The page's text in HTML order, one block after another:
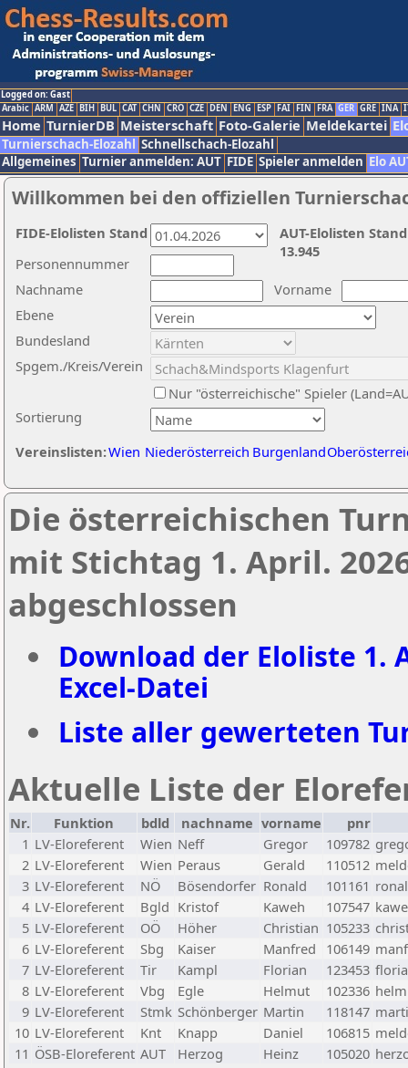
Logged on: Gast
Arabic ARM AZE BIH BUL CAT CHN CRO CZE DEN ENG ESP FAI FIN FRA GER GRE INA
Home TurnierDB Meisterschaft Foto-Galerie Meldekartei
Turnierschach-Elozahl Schnellschach-Elozahl
Allgemeines Turnier anmelden: AUT FIDE Spieler anmelden Elo
Willkommen bei den offiziellen
Nachname
Vorname
Ebene
Sortierung
Personennummer
Bundesland
Spgem./Kreis/Verein
Nur "österreichische" Spieler
Vereinslisten:Wien Niederösterreich Burgenland
AUT-Elolisten
13.945
FIDE-Elolisten Stand
Die österreichischen
mit Stichtag 1. April.
abgeschlossen
Download der Eloliste 1.
Excel-Datei
Liste aller gewerteten
Aktuelle Liste der
Nr. Funktion bdld nachname vorname
pnr
1 LV-Eloreferent Wien Neff Gregor 109782
2 LV-Eloreferent Wien Peraus Gerald 110512
3 LV-Eloreferent NÖ Bösendorfer Ronald 101161
4 LV-Eloreferent Bgld Kristof Kaweh 107547
5 LV-Eloreferent OÖ Höher Christian 105233
6 LV-Eloreferent Sbg Kaiser Manfred 106149
7 LV-Eloreferent Tir Kampl Florian 123453
8 LV-Eloreferent Vbg Egle Helmut 102336
9 LV-Eloreferent Stmk Schönberger Martin 118147
10 LV-Eloreferent Knt Knapp Daniel 106815
11 ÖSB-Eloreferent AUT Herzog Heinz 105020